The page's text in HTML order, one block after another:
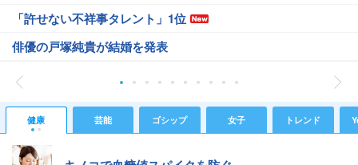
「許せない不祥事タレント」1位
俳優の戸塚純貴が結婚を発表
健康 芸能 ゴシップ 女子 トレンド